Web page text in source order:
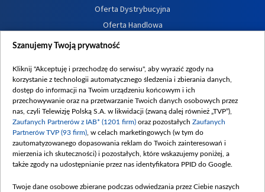
Oferta Dystrybucyjna
Oferta Handlowa
Dostępność
Procedura zgłoszeń wewnętrznych
Szanujemy Twoją prywatność
Kliknij "Akceptuję i przechodzę do serwisu", aby wyrazić zgody na
korzystanie z technologii automatycznego śledzenia i zbierania danych,
dostęp do informacji na Twoim urządzeniu końcowym i ich
przechowywanie oraz na przetwarzanie Twoich danych osobowych przez
nas, czyli Telewizję Polską S.A. w likwidacji (zwaną dalej również „TVP”),
Zaufanych Partnerów z IAB* (1201 firm) oraz pozostałych Zaufanych
Partnerów TVP (93 firm) , w celach marketingowych (w tym do
zautomatyzowanego dopasowania reklam do Twoich zainteresowań i
mierzenia ich skuteczności) i pozostałych, które wskazujemy poniżej, a
także zgody na udostępnianie przez nas identyfikatora PPID do Google.
Twoje dane osobowe zbierane podczas odwiedzania przez Ciebie naszych